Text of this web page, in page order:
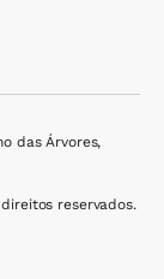
das Árvores,
reservados.